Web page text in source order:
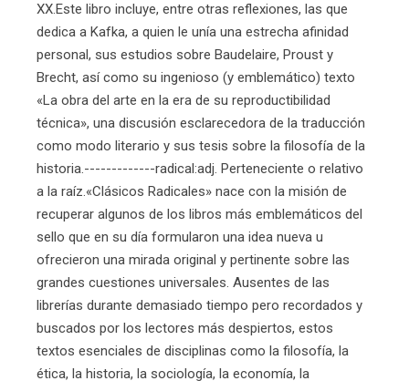
XX.Este libro incluye, entre otras reflexiones, las que
dedica a Kafka, a quien le unía una estrecha afinidad
personal, sus estudios sobre Baudelaire, Proust y
Brecht, así como su ingenioso (y emblemático) texto
«La obra del arte en la era de su reproductibilidad
técnica», una discusión esclarecedora de la traducción
como modo literario y sus tesis sobre la filosofía de la
historia.-------------radical:adj. Perteneciente o relativo
a la raíz.«Clásicos Radicales» nace con la misión de
recuperar algunos de los libros más emblemáticos del
sello que en su día formularon una idea nueva u
ofrecieron una mirada original y pertinente sobre las
grandes cuestiones universales. Ausentes de las
librerías durante demasiado tiempo pero recordados y
buscados por los lectores más despiertos, estos
textos esenciales de disciplinas como la filosofía, la
ética, la historia, la sociología, la economía, la